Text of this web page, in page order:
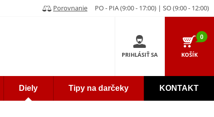
Porovnanie PO - PIA (9:00 - 17:00) | SO (9:00 - 12:00)
PRIHLÁSIŤ SA
0
KOŠÍK
Diely Tipy na darčeky KONTAKT